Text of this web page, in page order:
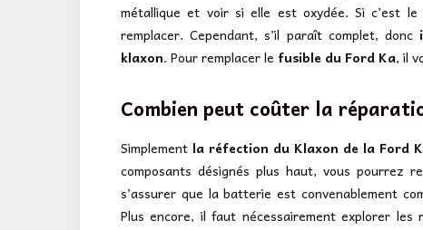
métallique et voir si elle est oxydée. Si c’est
remplacer. Cependant, s’il paraît complet, donc
klaxon. Pour remplacer le fusible du Ford Ka, il
Combien peut coûter la
Simplement la réfection du Klaxon de la Ford
composants désignés plus haut, vous pourrez
s’assurer que la batterie est convenablement
Plus encore, il faut nécessairement explorer